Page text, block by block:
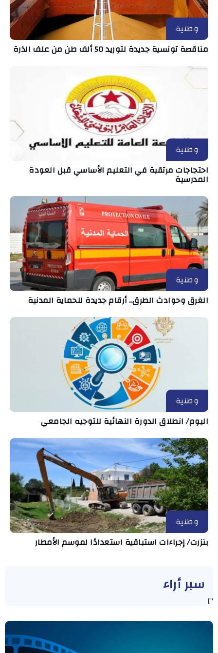
وطنية
مناقصة تونسية جديدة لتوريد 50 ألف طن من علف الذرة
وطنية
احتجاجات مرتقبة في التعليم الأساسي قبل العودة
المدرسية
وطنية
الغرق وحوادث الطرق.. أرقام جديدة للحماية المدنية
وطنية
اليوم/ انطلاق الدورة النهائية للتوجيه الجامعي
وطنية
بنزرت/ إجراءات استباقية استعدادًا لموسم الأمطار
سبر أراء
"]